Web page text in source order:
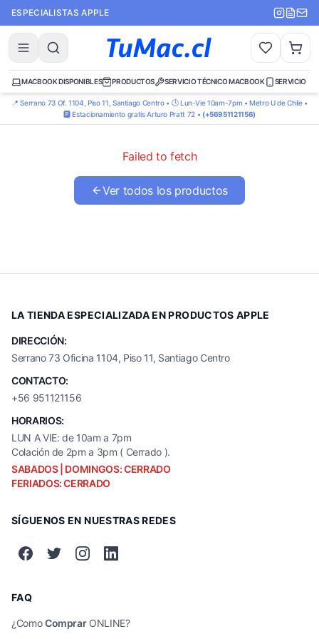
ESPECIALISTAS APPLE
MACBOOK DISPONIBLES PRODUCTOS SERVICIO TÉCNICO MACBOOK SERVICIO
📍 Serrano 73 Of. 1104, Piso 11, Santiago Centro • 🕒 Lun-Vie 10am-7pm • Metro U de Chile •
🅿️ Estacionamiento gratis Arturo Pratt 72 • (+56951121156)
Failed to fetch
Ver todos los productos
LA TIENDA ESPECIALIZADA EN PRODUCTOS APPLE
DIRECCIÓN:
Serrano 73 Oficina 1104, Piso 11, Santiago Centro
CONTACTO:
+56 951121156
HORARIOS:
LUN A VIE: de 10am a 7pm
Colación de 2pm a 3pm ( Cerrado ).
SABADOS | DOMINGOS: CERRADO
FERIADOS: CERRADO
SÍGUENOS EN NUESTRAS REDES
FAQ
¿ComoComprarONLINE?